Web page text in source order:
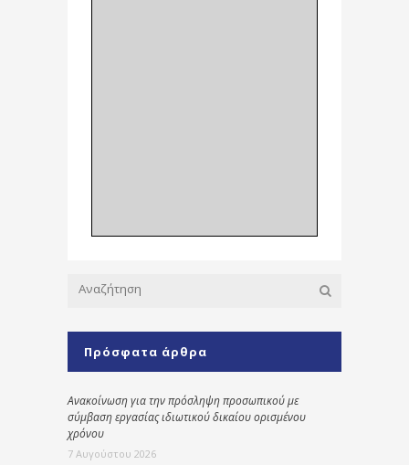
Πρόσφατα άρθρα
Ανακοίνωση για την πρόσληψη προσωπικού με
σύμβαση εργασίας ιδιωτικού δικαίου ορισμένου
χρόνου
7 Αυγούστου 2026